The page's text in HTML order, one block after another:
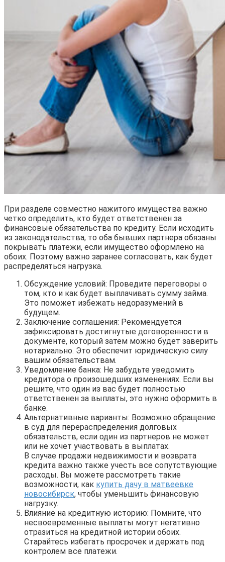
При разделе совместно нажитого имущества важно
четко определить, кто будет ответственен за
финансовые обязательства по кредиту. Если исходить
из законодательства, то оба бывших партнера обязаны
покрывать платежи, если имущество оформлено на
обоих. Поэтому важно заранее согласовать, как будет
распределяться нагрузка.
Обсуждение условий: Проведите переговоры о
том, кто и как будет выплачивать сумму займа.
Это поможет избежать недоразумений в
будущем.
Заключение соглашения: Рекомендуется
зафиксировать достигнутые договоренности в
документе, который затем можно будет заверить
нотариально. Это обеспечит юридическую силу
вашим обязательствам.
Уведомление банка: Не забудьте уведомить
кредитора о произошедших изменениях. Если вы
решите, что один из вас будет полностью
ответственен за выплаты, это нужно оформить в
банке.
Альтернативные варианты: Возможно обращение
в суд для перераспределения долговых
обязательств, если один из партнеров не может
или не хочет участвовать в выплатах.
В случае продажи недвижимости и возврата
кредита важно также учесть все сопутствующие
расходы. Вы можете рассмотреть такие
возможности, как купить дачу в матвеевке
новосибирск, чтобы уменьшить финансовую
нагрузку.
Влияние на кредитную историю: Помните, что
несвоевременные выплаты могут негативно
отразиться на кредитной истории обоих.
Старайтесь избегать просрочек и держать под
контролем все платежи.